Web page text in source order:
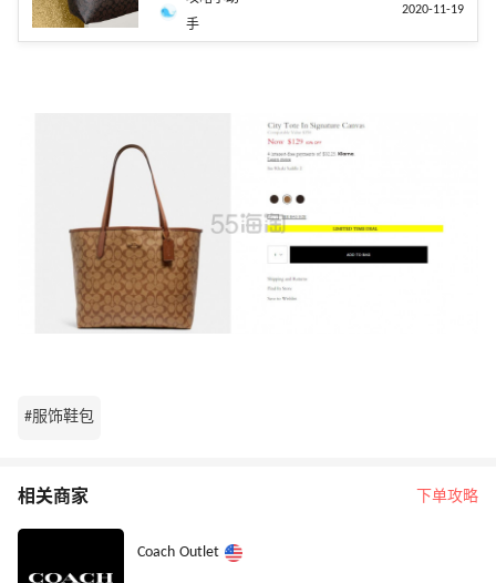
手
2020-11-19
#服饰鞋包
相关商家 下单攻略
Coach Outlet